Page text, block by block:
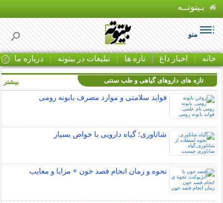
بـیتوتــه
منو
خانه اخبار داغ تازه ها تبلیغات در بیتوته درباره ما
تازه های داروهای گیاهی و طب سنتی
فواید سلامتی و موارد مصرف بابونه رومی
شاتاوری؛ گیاه دارویی با خواص بسیار
نحوه و زمان انجام فصد خون + مزایا و معایب
بیشتر